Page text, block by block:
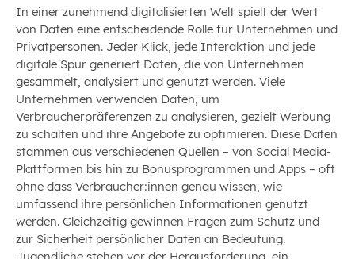
In einer zunehmend digitalisierten Welt spielt der Wert
von Daten eine entscheidende Rolle für Unternehmen und
Privatpersonen. Jeder Klick, jede Interaktion und jede
digitale Spur generiert Daten, die von Unternehmen
gesammelt, analysiert und genutzt werden. Viele
Unternehmen verwenden Daten, um
Verbraucherpräferenzen zu analysieren, gezielt Werbung
zu schalten und ihre Angebote zu optimieren. Diese Daten
stammen aus verschiedenen Quellen – von Social Media-
Plattformen bis hin zu Bonusprogrammen und Apps – oft
ohne dass Verbraucher:innen genau wissen, wie
umfassend ihre persönlichen Informationen genutzt
werden. Gleichzeitig gewinnen Fragen zum Schutz und
zur Sicherheit persönlicher Daten an Bedeutung.